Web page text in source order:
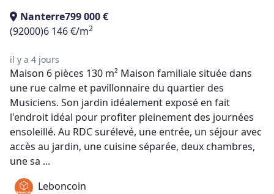
Nanterre799 000 €
(92000)6 146 €/m2
il y a 4 jours
Maison 6 pièces 130 m² Maison familiale située dans
une rue calme et pavillonnaire du quartier des
Musiciens. Son jardin idéalement exposé en fait
l'endroit idéal pour profiter pleinement des journées
ensoleillé. Au RDC surélevé, une entrée, un séjour avec
accès au jardin, une cuisine séparée, deux chambres,
une sa ...
Leboncoin